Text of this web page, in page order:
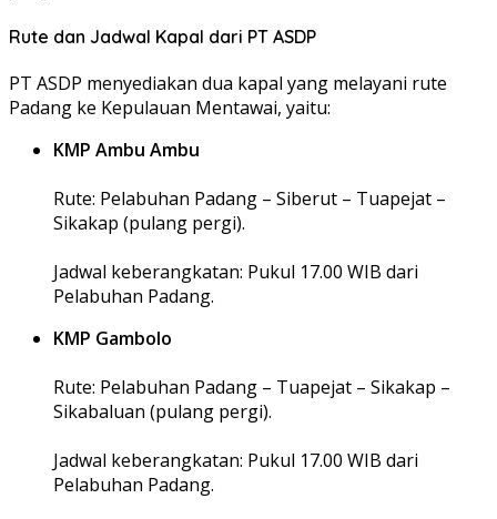
Rute dan Jadwal Kapal dari PT ASDP
PT ASDP menyediakan dua kapal yang melayani rute
Padang ke Kepulauan Mentawai, yaitu:
KMP Ambu Ambu
Rute: Pelabuhan Padang – Siberut – Tuapejat –
Sikakap (pulang pergi).
Jadwal keberangkatan: Pukul 17.00 WIB dari
Pelabuhan Padang.
KMP Gambolo
Rute: Pelabuhan Padang – Tuapejat – Sikakap –
Sikabaluan (pulang pergi).
Jadwal keberangkatan: Pukul 17.00 WIB dari
Pelabuhan Padang.